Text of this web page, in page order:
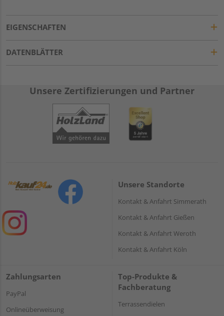
EIGENSCHAFTEN
DATENBLÄTTER
Unsere Zertifizierungen und Partner
Unsere Standorte
Kontakt & Anfahrt Simmerath
Kontakt & Anfahrt Gießen
Kontakt & Anfahrt Weroth
Kontakt & Anfahrt Köln
Zahlungsarten
PayPal
Onlineüberweisung
Top-Produkte &
Fachberatung
Terrassendielen